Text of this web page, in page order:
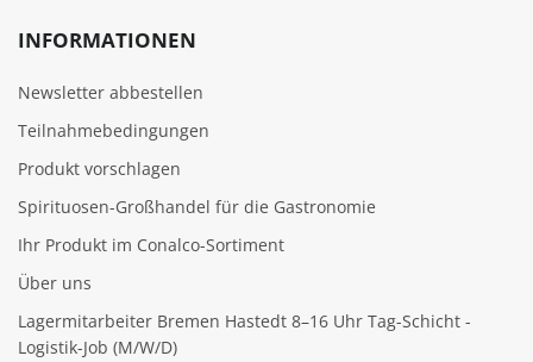
INFORMATIONEN
Newsletter abbestellen
Teilnahmebedingungen
Produkt vorschlagen
Spirituosen-Großhandel für die Gastronomie
Ihr Produkt im Conalco-Sortiment
Über uns
Lagermitarbeiter Bremen Hastedt 8–16 Uhr Tag-Schicht -
Logistik-Job (M/W/D)